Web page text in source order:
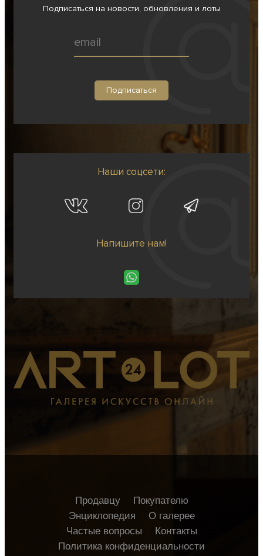
Подписаться на новости, обновления и лоты
Наши соцсети:
Напишите нам!
Продавцу
Покупателю
Энциклопедия
О галерее
Частые вопросы
Контакты
Политика конфиденциальности